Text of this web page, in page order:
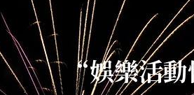
“娛樂活